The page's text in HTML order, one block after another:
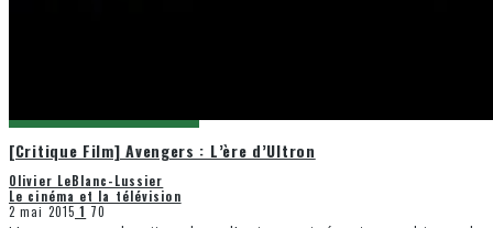
[Critique Film] Avengers : L’ère d’Ultron
Olivier LeBlanc-Lussier
Le cinéma et la télévision
2 mai 2015 1 70